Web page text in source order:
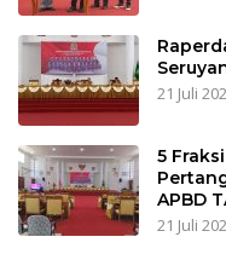
21 Juli
5
APBD
21 Juli